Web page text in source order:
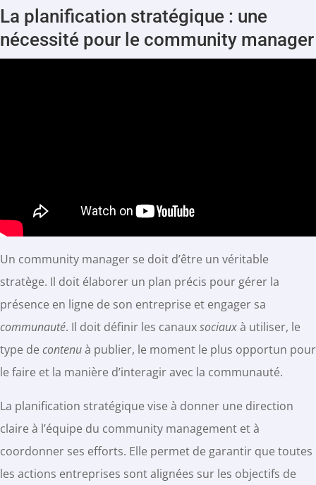
La planification stratégique : une
nécessité pour le community manager
Un community manager se doit d’être un véritable
stratège. Il doit élaborer un plan précis pour gérer la
présence en ligne de son entreprise et engager sa
communauté. Il doit définir les canauxsociauxà utiliser, le
type decontenuà publier, le moment le plus opportun pour
le faire et la manière d’interagir avec la communauté.
La planification stratégique vise à donner une direction
claire à l’équipe du community management et à
coordonner ses efforts. Elle permet de garantir que toutes
les actions entreprises sont alignées sur les objectifs de